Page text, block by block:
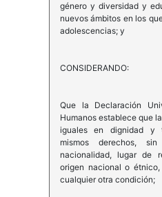
género y diversidad y
nuevos ámbitos en los
adolescencias; y
CONSIDERANDO:
Que la Declaración
Humanos establece que
iguales en dignidad y
mismos derechos,
nacionalidad, lugar de
origen nacional o
cualquier otra condición;